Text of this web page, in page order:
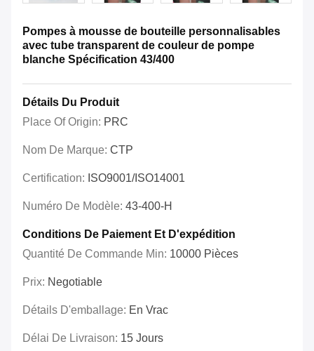
Pompes à mousse de bouteille personnalisables
avec tube transparent de couleur de pompe
blanche Spécification 43/400
Détails Du Produit
Place Of Origin: PRC
Nom De Marque: CTP
Certification: ISO9001/ISO14001
Numéro De Modèle: 43-400-H
Conditions De Paiement Et D'expédition
Quantité De Commande Min: 10000 Pièces
Prix: Negotiable
Détails D'emballage: En Vrac
Délai De Livraison: 15 Jours